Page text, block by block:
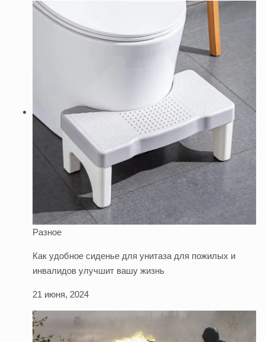
Разное
Как удобное сиденье для унитаза для пожилых и
инвалидов улучшит вашу жизнь
21 июня, 2024